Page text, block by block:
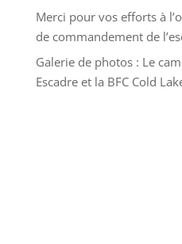
Merci pour vos efforts à
de commandement de
Galerie de photos : Le
Escadre et la BFC Cold